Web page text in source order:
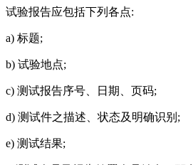
试验报告应包括下列各点:
a) 标题;
b) 试验地点;
c) 测试报告序号、日期、页码;
d) 测试件之描述、状态及明确识别;
e) 测试结果;